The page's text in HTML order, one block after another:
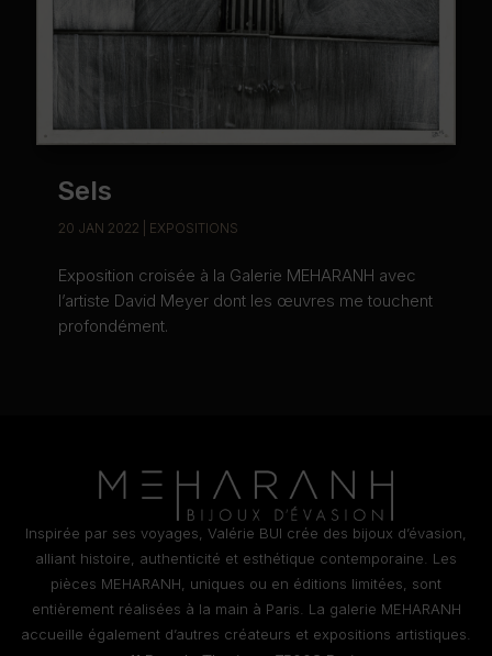
Sels
20 JAN 2022 EXPOSITIONS
Exposition croisée à la Galerie MEHARANH avec
l’artiste David Meyer dont les œuvres me touchent
profondément.
Inspirée par ses voyages, Valérie BUI crée des bijoux d’évasion,
alliant histoire, authenticité et esthétique contemporaine. Les
pièces MEHARANH, uniques ou en éditions limitées, sont
entièrement réalisées à la main à Paris. La galerie MEHARANH
accueille également d’autres créateurs et expositions artistiques.